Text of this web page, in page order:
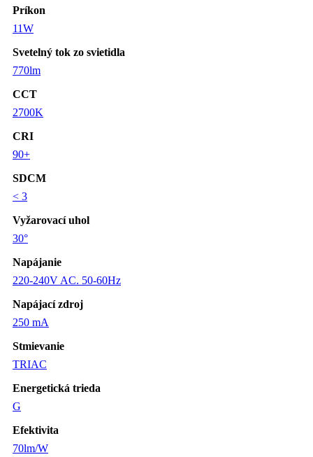
Príkon
11W
Svetelný tok zo svietidla
770lm
CCT
2700K
CRI
90+
SDCM
< 3
Vyžarovací uhol
30°
Napájanie
220-240V AC. 50-60Hz
Napájací zdroj
250 mA
Stmievanie
TRIAC
Energetická trieda
G
Efektivita
70lm/W